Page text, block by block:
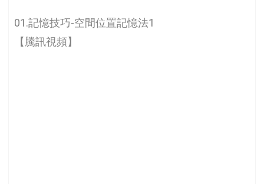
01.記憶技巧-空間位置記憶法1
【騰訊視頻】